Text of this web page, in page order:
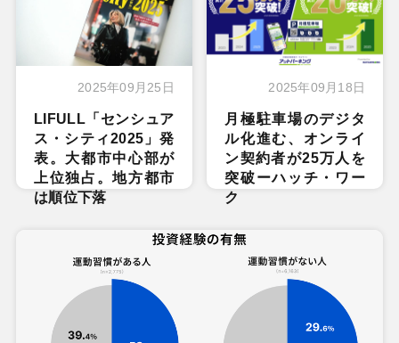
2025年09月25日
LIFULL「センシュア
ス・シティ2025」発
表。大都市中心部が
上位独占。地方都市
は順位下落
2025年09月18日
月極駐車場のデジタ
ル化進む、オンライ
ン契約者が25万人を
突破ーハッチ・ワー
ク